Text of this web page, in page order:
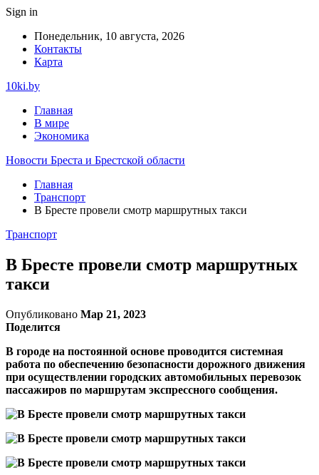
Sign in
Понедельник, 10 августа, 2026
Контакты
Карта
10ki.by
Главная
В мире
Экономика
Новости Бреста и Брестской области
Главная
Транспорт
В Бресте провели смотр маршрутных такси
Транспорт
В Бресте провели смотр маршрутных
такси
Опубликовано Мар 21, 2023
Поделится
В городе на постоянной основе проводится системная
работа по обеспечению безопасности дорожного движения
при осуществлении городских автомобильных перевозок
пассажиров по маршрутам экспрессного сообщения.